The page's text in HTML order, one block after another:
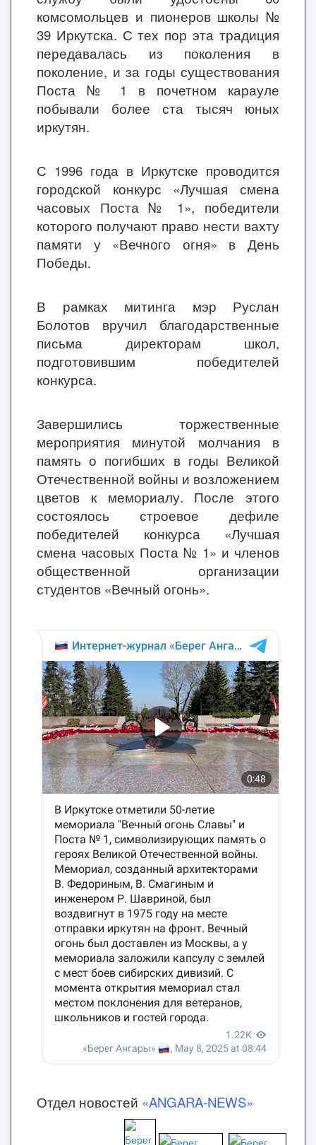
комсомольцев и пионеров школы №
39 Иркутска. С тех пор эта традиция
передавалась из поколения в
поколение, и за годы существования
Поста № 1 в почетном карауле
побывали более ста тысяч юных
иркутян.
С 1996 года в Иркутске проводится
городской конкурс «Лучшая смена
часовых Поста № 1», победители
которого получают право нести вахту
памяти у «Вечного огня» в День
Победы.
В рамках митинга мэр Руслан
Болотов вручил благодарственные
письма директорам школ,
подготовившим победителей
конкурса.
Завершились торжественные
мероприятия минутой молчания в
память о погибших в годы Великой
Отечественной войны и возложением
цветов к мемориалу. После этого
состоялось строевое дефиле
победителей конкурса «Лучшая
смена часовых Поста № 1» и членов
общественной организации
студентов «Вечный огонь».
Отдел новостей «ANGARA-NEWS»